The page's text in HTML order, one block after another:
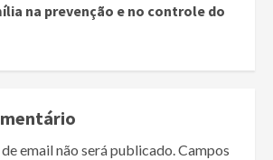
na prevenção e no controle do
email não será publicado.Campos